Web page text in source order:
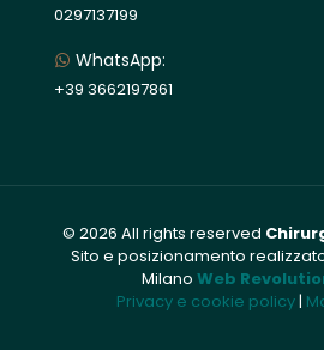
0297137199
WhatsApp:
+39 3662197861
© 2026 All rights reserved
Sito e posizionamento
Milano Web
Privacy e cookie policy|